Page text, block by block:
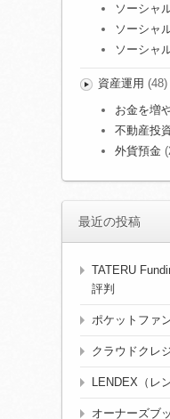
ソーシャ
ソーシャ
ソーシャ
資産運用 (48)
お金を増
不動産投
外貨預金
最近の投稿
TATERU
評判
ポケットファ
クラウドクレ
LENDEX（レ
オーナーズブ